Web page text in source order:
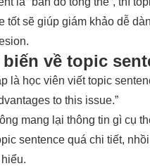
tốt sẽ giúp giám khảo dễ
về topic
là học viên viết topic
to this issue.”
mang lại thông tin gì cụ
sentence quá chi tiết,